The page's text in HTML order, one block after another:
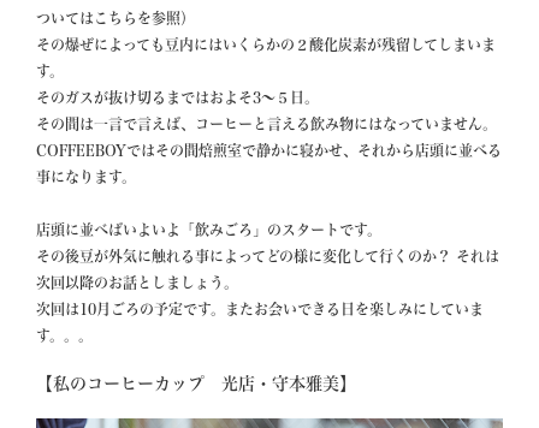
ついてはこちらを参照）
その爆ぜによっても豆内にはいくらかの２酸化炭素が残留してしまいま
す。
そのガスが抜け切るまではおよそ3〜５日。
その間は一言で言えば、コーヒーと言える飲み物にはなっていません。
COFFEEBOYではその間焙煎室で静かに寝かせ、それから店頭に並べる
事になります。
店頭に並べばいよいよ「飲みごろ」のスタートです。
その後豆が外気に触れる事によってどの様に変化して行くのか？ それは
次回以降のお話としましょう。
次回は10月ごろの予定です。またお会いできる日を楽しみにしていま
す。。。
【私のコーヒーカップ　光店・守本雅美】